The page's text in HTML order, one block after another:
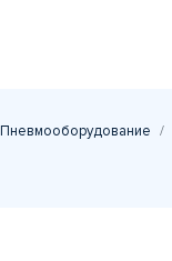
Пневмооборудование